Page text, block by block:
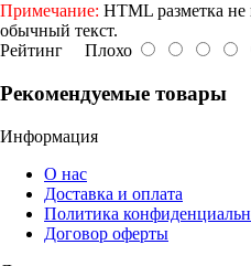
Примечание: HTML разметка не
обычный текст.
Рейтинг Плохо
Рекомендуемые товары
Информация
О нас
Доставка и оплата
Политика
Договор оферты